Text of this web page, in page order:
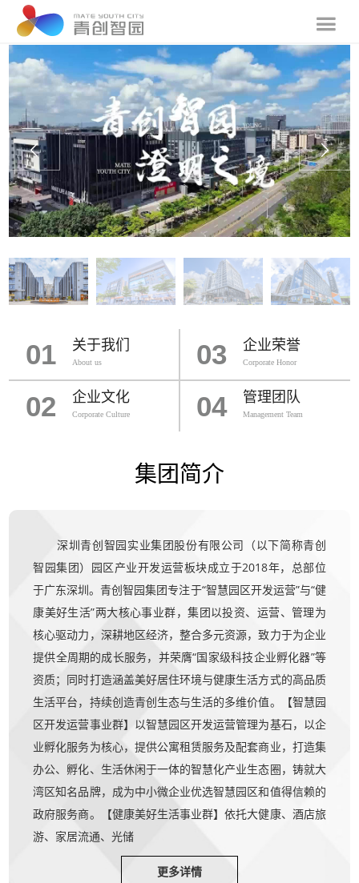
01 关于我们
About us
02 企业文化
Corporate Culture
03 企业荣誉
Corporate Honor
04 管理团队
Management Team
集团简介
深圳青创智园实业集团股份有限公司（以下简称青创
智园集团）园区产业开发运营板块成立于2018年，总部位
于广东深圳。青创智园集团专注于“智慧园区开发运营”与“健
康美好生活”两大核心事业群，集团以投资、运营、管理为
核心驱动力，深耕地区经济，整合多元资源，致力于为企业
提供全周期的成长服务，并荣膺“国家级科技企业孵化器”等
资质；同时打造涵盖美好居住环境与健康生活方式的高品质
生活平台，持续创造青创生态与生活的多维价值。【智慧园
区开发运营事业群】以智慧园区开发运营管理为基石，以企
业孵化服务为核心，提供公寓租赁服务及配套商业，打造集
办公、孵化、生活休闲于一体的智慧化产业生态圈，铸就大
湾区知名品牌，成为中小微企业优选智慧园区和值得信赖的
政府服务商。【健康美好生活事业群】依托大健康、酒店旅
游、家居流通、光储
更多详情